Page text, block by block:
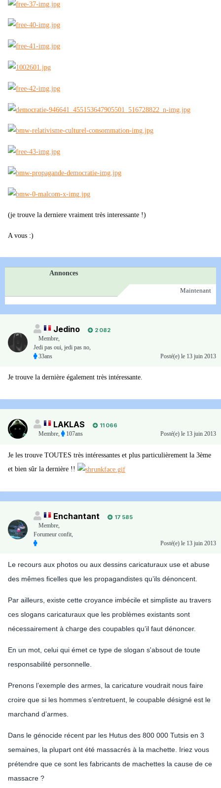
(je trouve la derniere vraiment très interessante !)
A vous :)
Annonces
Maintenant
Jedino
2 082
Membre,
Jedi pas oui, jedi pas no,
33ans
Posté(e) le 13 juin 2013
Je trouve la dernière également très intéressante.
LAKLAS
11 066
Membre, 107ans Posté(e) le 13 juin 2013
Je les trouve TOUTES très intéressantes et plus particulièrement la 3ème
et bien sûr la dernière !!
Enchantant
17 585
Membre,
Forumeur confit,
Posté(e) le 13 juin 2013
Le recours aux photos ou aux dessins caricaturaux use et abuse
des mêmes ficelles que les propagandistes qu’ils dénoncent.
Par ailleurs, existe cette croyance imbécile et simpliste au travers
ces slogans caricaturaux que les problèmes existants sont
nécessairement à charge des coupables qu’il faut dénoncer.
En un mot, celui qui émet ce type de slogan s'absout de toute
responsabilité personnelle.
Prenons l’exemple des armes, la caricature voudrait nous faire
croire que si les hommes s’entretuent, le coupable désigné est le
marchand d’armes.
Dans le génocide récent par les Hutus des 800 000 Tutsis en 3
semaines, la plupart ont été massacrés à la machette. Iriez vous
prétendre que ce sont les fabricants de machettes la cause de ce
massacre ?